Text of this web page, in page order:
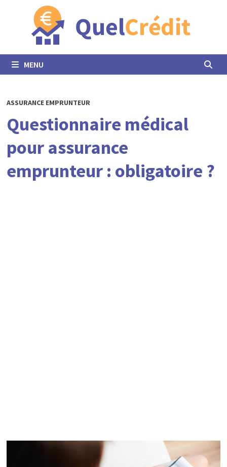
MENU
ASSURANCE EMPRUNTEUR
Questionnaire médical
pour assurance
emprunteur : obligatoire ?